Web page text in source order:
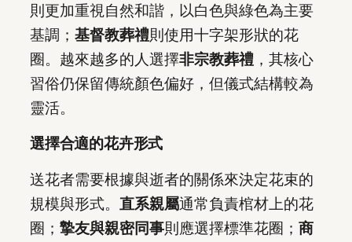
則更加重視自然和諧，以白色與綠色為主要
基調； 基督教葬禮則使用十字架形狀的花
圈。越來越多的人選擇非宗教葬禮 ，其核心
習俗仍保留傳統顏色偏好，但儀式結構較為
靈活。
選擇合適的花卉形式
送花者需要根據與逝者的關係來決定花束的
規模與形式。 直系親屬通常負責棺材上的花
圈； 摯友與親密同事則應選擇標準花圈； 商